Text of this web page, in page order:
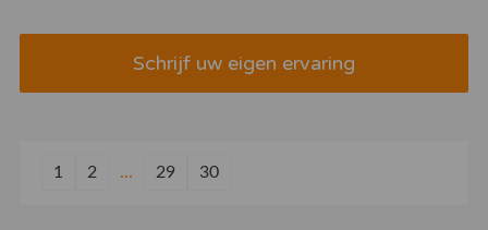
Schrijf uw eigen ervaring
1 2 ... 29 30